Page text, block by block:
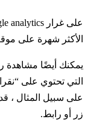
الأكثر شهرة على
يمكنك أيضًا مشاهدة
التي تحتوي على
على سبيل المثال ،
زر أو رابط.